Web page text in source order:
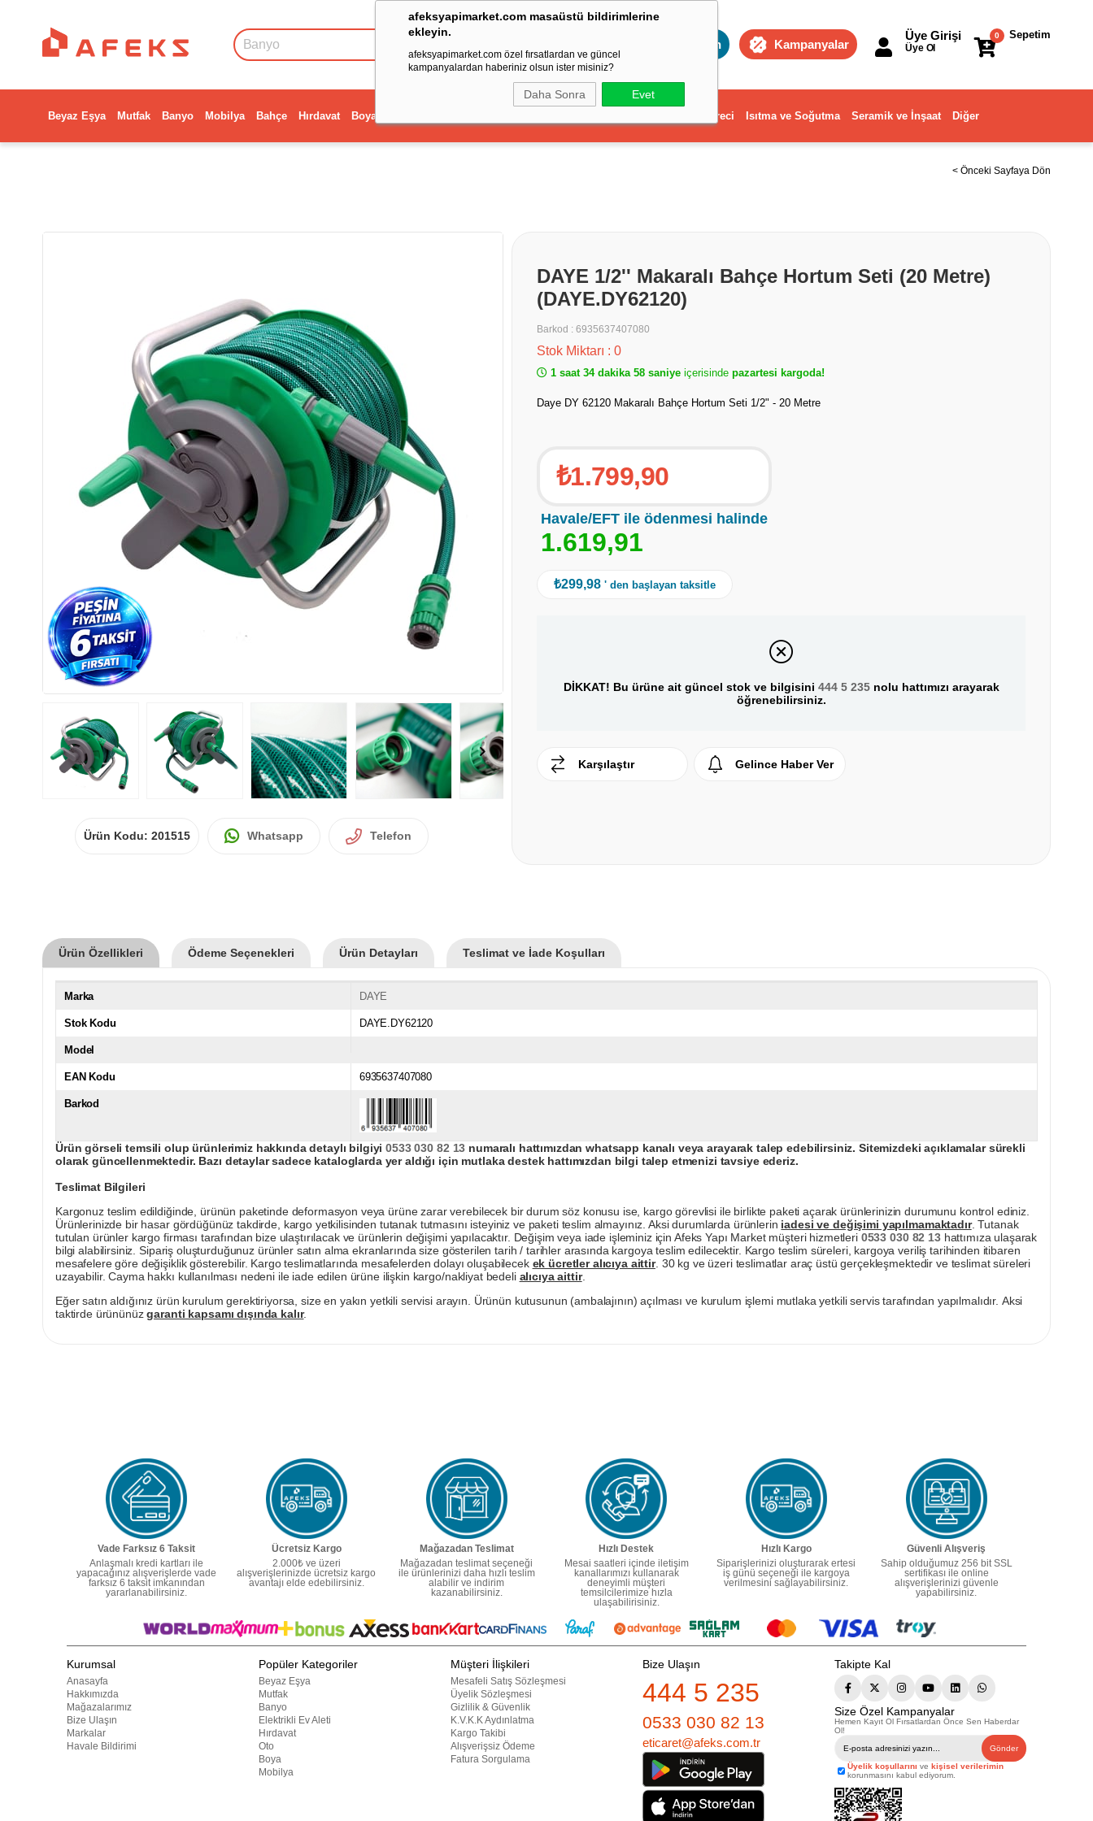
afeksyapimarket.com masaüstü bildirimlerine
ekleyin.
afeksyapimarket.com özel fırsatlardan ve güncel
kampanyalardan haberiniz olsun ister misiniz?
Daha Sonra Evet
Toptan Kampanyalar
Sepetim
0
Üye Girişi
Üye Ol
Beyaz Eşya Mutfak Banyo Mobilya Bahçe Hırdavat Boya Dekorasyon ve Ev Gereci Isıtma ve Soğutma Seramik ve İnşaat Diğer
< Önceki Sayfaya Dön
Ürün Kodu: 201515 Whatsapp Telefon
DAYE 1/2'' Makaralı Bahçe Hortum Seti (20 Metre)
(DAYE.DY62120)
Barkod : 6935637407080
Stok Miktarı : 0
1 saat 34 dakika 57 saniye içerisinde pazartesi kargoda!
Daye DY 62120 Makaralı Bahçe Hortum Seti 1/2" - 20 Metre
₺1.799,90
Havale/EFT ile ödenmesi halinde
1.619,91
₺299,98 ' den başlayan taksitle
DİKKAT! Bu ürüne ait güncel stok ve bilgisini 444 5 235nolu hattımızı arayarak
öğrenebilirsiniz.
Karşılaştır Gelince Haber Ver
Ürün Özellikleri Ödeme Seçenekleri Ürün Detayları Teslimat ve İade Koşulları
Marka DAYE
Stok Kodu DAYE.DY62120
Model
EAN Kodu 6935637407080
Barkod
Ürün görseli temsili olup ürünlerimiz hakkında detaylı bilgiyi0533 030 82 13 numaralı hattımızdan whatsapp kanalı veya arayarak talep edebilirsiniz. Sitemizdeki açıklamalar sürekli
olarak güncellenmektedir. Bazı detaylar sadece kataloglarda yer aldığı için mutlaka destek hattımızdan bilgi talep etmenizi tavsiye ederiz.
Teslimat Bilgileri
Kargonuz teslim edildiğinde, ürünün paketinde deformasyon veya ürüne zarar verebilecek bir durum söz konusu ise, kargo görevlisi ile birlikte paketi açarak ürünlerinizin durumunu kontrol ediniz.
Ürünlerinizde bir hasar gördüğünüz takdirde, kargo yetkilisinden tutanak tutmasını isteyiniz ve paketi teslim almayınız. Aksi durumlarda ürünlerin iadesi ve değişimi yapılmamaktadır. Tutanak
tutulan ürünler kargo firması tarafından bize ulaştırılacak ve ürünlerin değişimi yapılacaktır. Değişim veya iade işleminiz için Afeks Yapı Market müşteri hizmetleri 0533 030 82 13hattımıza ulaşarak
bilgi alabilirsiniz. Sipariş oluşturduğunuz ürünler satın alma ekranlarında size gösterilen tarih / tarihler arasında kargoya teslim edilecektir. Kargo teslim süreleri, kargoya veriliş tarihinden itibaren
mesafelere göre değişiklik gösterebilir. Kargo teslimatlarında mesafelerden dolayı oluşabilecek ek ücretler alıcıya aittir. 30 kg ve üzeri teslimatlar araç üstü gerçekleşmektedir ve teslimat süreleri
uzayabilir. Cayma hakkı kullanılması nedeni ile iade edilen ürüne ilişkin kargo/nakliyat bedeli alıcıya aittir.
Eğer satın aldığınız ürün kurulum gerektiriyorsa, size en yakın yetkili servisi arayın. Ürünün kutusunun (ambalajının) açılması ve kurulum işlemi mutlaka yetkili servis tarafından yapılmalıdır. Aksi
taktirde ürününüzgaranti kapsamı dışında kalır.
Vade Farksız 6 Taksit
Anlaşmalı kredi kartları ile
yapacağınız alışverişlerde vade
farksız 6 taksit imkanından
yararlanabilirsiniz.
Ücretsiz Kargo
2.000₺ ve üzeri
alışverişlerinizde ücretsiz kargo
avantajı elde edebilirsiniz.
Mağazadan Teslimat
Mağazadan teslimat seçeneği
ile ürünlerinizi daha hızlı teslim
alabilir ve indirim
kazanabilirsiniz.
Hızlı Destek
Mesai saatleri içinde iletişim
kanallarımızı kullanarak
deneyimli müşteri
temsilcilerimize hızla
ulaşabilirisiniz.
Hızlı Kargo
Siparişlerinizi oluşturarak ertesi
iş günü seçeneği ile kargoya
verilmesini sağlayabilirsiniz.
Güvenli Alışveriş
Sahip olduğumuz 256 bit SSL
sertifikası ile online
alışverişlerinizi güvenle
yapabilirsiniz.
Kurumsal
Anasayfa
Hakkımızda
Mağazalarımız
Bize Ulaşın
Markalar
Havale Bildirimi
Popüler Kategoriler
Beyaz Eşya
Mutfak
Banyo
Elektrikli Ev Aleti
Hırdavat
Oto
Boya
Mobilya
Müşteri İlişkileri
Mesafeli Satış Sözleşmesi
Üyelik Sözleşmesi
Gizlilik & Güvenlik
K.V.K.K Aydınlatma
Kargo Takibi
Alışverişsiz Ödeme
Fatura Sorgulama
Bize Ulaşın
444 5 235
0533 030 82 13
eticaret@afeks.com.tr
Takipte Kal
Size Özel Kampanyalar
Hemen Kayıt Ol Fırsatlardan Önce Sen Haberdar
Ol!
Gönder
Üyelik koşullarını ve kişisel verilerimin
korunmasını kabul ediyorum.